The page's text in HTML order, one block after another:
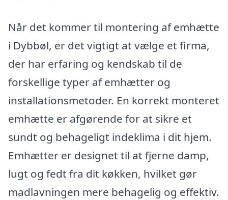
Når det kommer til montering af emhætte
i Dybbøl, er det vigtigt at vælge et firma,
der har erfaring og kendskab til de
forskellige typer af emhætter og
installationsmetoder. En korrekt monteret
emhætte er afgørende for at sikre et
sundt og behageligt indeklima i dit hjem.
Emhætter er designet til at fjerne damp,
lugt og fedt fra dit køkken, hvilket gør
madlavningen mere behagelig og effektiv.